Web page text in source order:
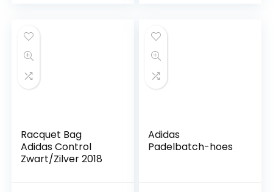
Racquet Bag
Adidas Control
Zwart/Zilver 2018
Adidas
Padelbatch-hoes